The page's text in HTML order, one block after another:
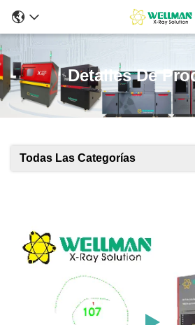
Detalles De
Todas Las Categorías